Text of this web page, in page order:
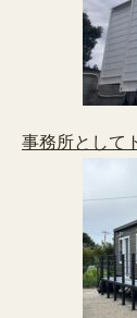
事務所として